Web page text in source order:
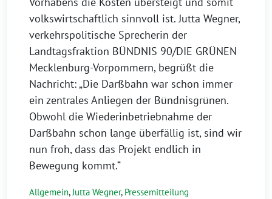
volkswirtschaftlich sinnvoll ist. Jutta Wegner,
verkehrspolitische Sprecherin der
Landtagsfraktion BÜNDNIS 90/DIE GRÜNEN
Mecklenburg-Vorpommern, begrüßt die
Nachricht: „Die Darßbahn war schon immer
ein zentrales Anliegen der Bündnisgrünen.
Obwohl die Wiederinbetriebnahme der
Darßbahn schon lange überfällig ist, sind wir
nun froh, dass das Projekt endlich in
Bewegung kommt.“
Allgemein,Jutta Wegner, Pressemitteilung